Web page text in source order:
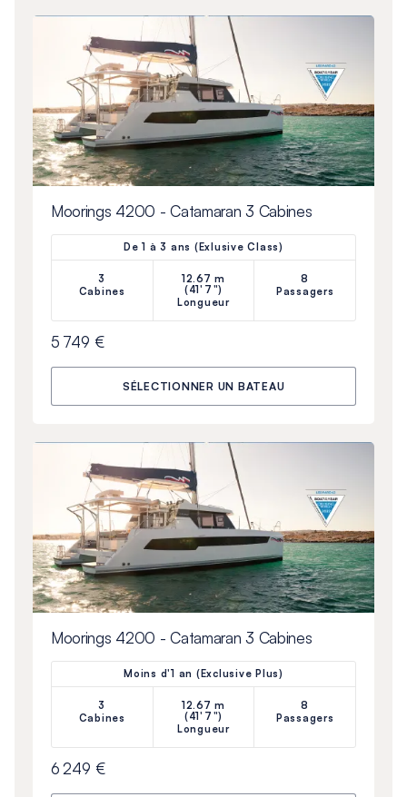
Moorings 4200 - Catamaran 3 Cabines
De 1 à 3 ans (Exlusive Class)
3
Cabines
12.67 m
(41'7")
Longueur
8
Passagers
5 749 €
SÉLECTIONNER UN BATEAU
Moorings 4200 - Catamaran 3 Cabines
Moins d'1 an (Exclusive Plus)
3
Cabines
12.67 m
(41'7")
Longueur
8
Passagers
6 249 €